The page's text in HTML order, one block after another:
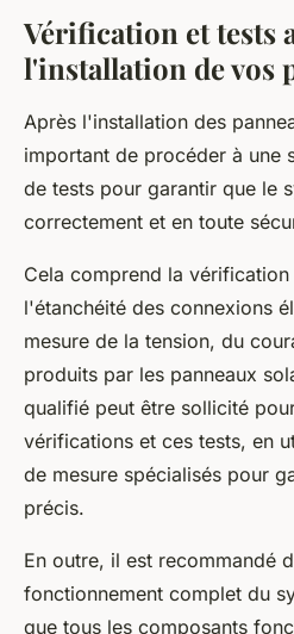
Vérification et tests
l'installation de vos
Après l'installation des
important de procéder à une
de tests pour garantir que le
correctement et en toute
Cela comprend la
l'étanchéité des connexions
mesure de la tension, du
produits par les panneaux
qualifié peut être sollicité
vérifications et ces tests, en
de mesure spécialisés pour
précis.
En outre, il est recommandé
fonctionnement complet du
que tous les composants